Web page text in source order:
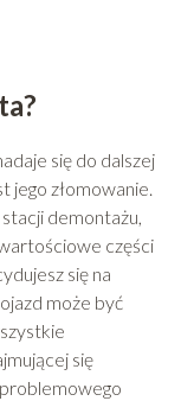
się do dalszej
jego złomowanie.
demontażu,
części
się na
może być
się